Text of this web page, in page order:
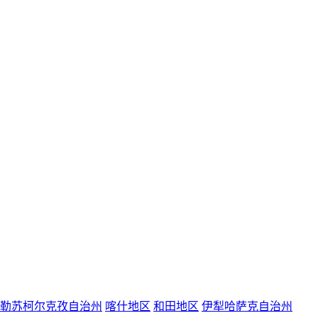
苏柯尔克孜自治州 喀什地区 和田地区 伊犁哈萨克自治州